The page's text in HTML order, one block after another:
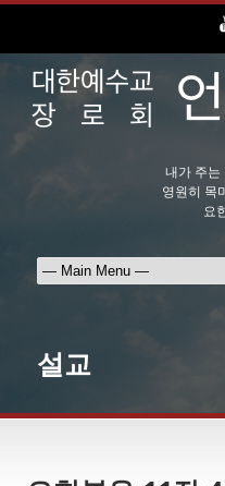
내가 주는
영원히 목
요
설교